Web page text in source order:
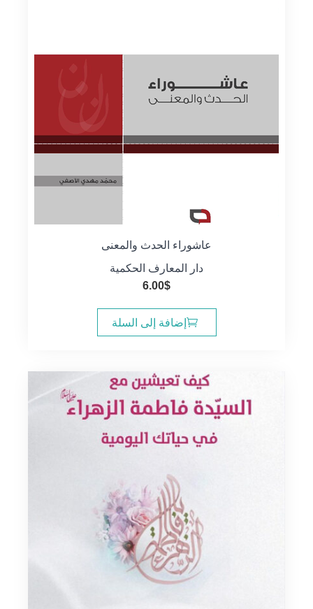
عاشوراء الحدث والمعنى
دار المعارف الحكمية
6.00$
إضافة إلى السلة